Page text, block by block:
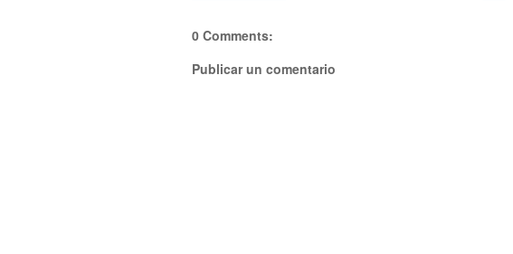
0 Comments:
Publicar un comentario